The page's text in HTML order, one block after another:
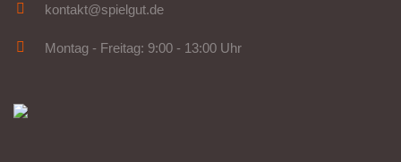
kontakt@spielgut.de
Montag - Freitag: 9:00 - 13:00 Uhr